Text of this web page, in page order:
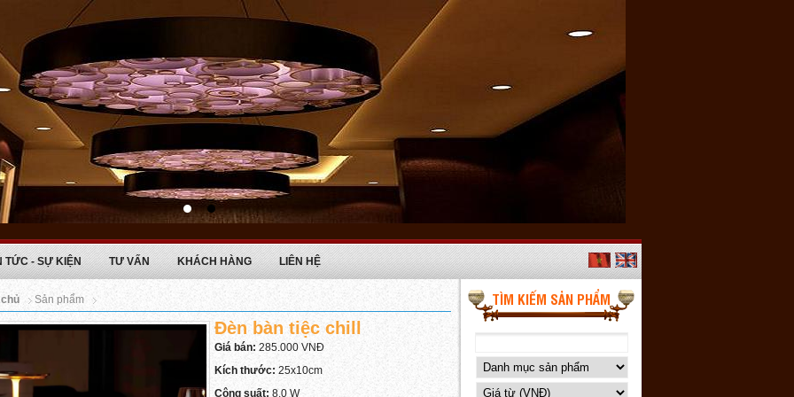
TỨC - SỰ KIỆN TƯ VẤN KHÁCH HÀNG LIÊN HỆ
Sản phẩm
Đèn bàn tiệc chill
Giá bán: 285.000 VNĐ
Kích thước: 25x10cm
Công suất: 8.0 W
TÌM KIẾM SẢN PHẨM